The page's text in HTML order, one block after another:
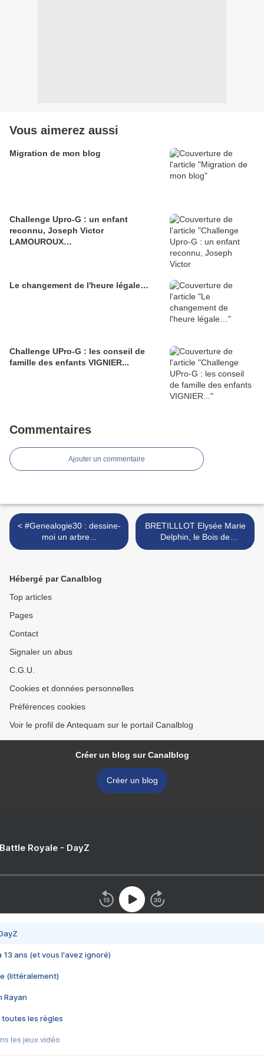
Vous aimerez aussi
Migration de mon blog
Challenge Upro-G : un enfant
reconnu, Joseph Victor
LAMOUROUX…
Le changement de l'heure légale…
Challenge UPro-G : les conseil de
famille des enfants VIGNIER...
Commentaires
Ajouter un commentaire
< #Genealogie30 : dessine-
moi un arbre...
BRETILLLOT Elysée Marie
Delphin, le Bois de
Belleau... >
Hébergé par Canalblog
Top articles
Pages
Contact
Signaler un abus
C.G.U.
Cookies et données personnelles
Préférences cookies
Voir le profil de Antequam sur le portail Canalblog
Créer un blog sur Canalblog
Créer un blog
Royale - DayZ
13 ans (et vous l'avez ignoré)
(littéralement)
Rayan
toutes les règles
les jeux vidéo